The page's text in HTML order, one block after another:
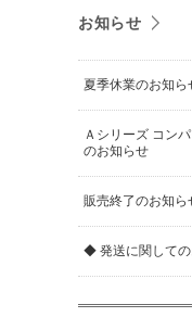
お知らせ
夏季休業のお知ら
Ａシリーズ コン
のお知らせ
販売終了のお知ら
◆ 発送に関して